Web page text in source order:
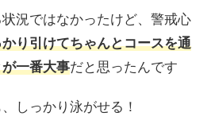
況ではなかったけど、警戒心
り引けてちゃんとコースを通
一番大事だと思ったんです
しっかり泳がせる！